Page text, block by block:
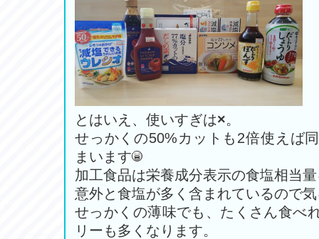
とはいえ、使いすぎは×。
せっかくの50%カットも2倍使えば
まいます
加工食品は栄養成分表示の食塩相当
意外と食塩が多く含まれているので
せっかくの薄味でも、たくさん食べ
リーも多くなります。